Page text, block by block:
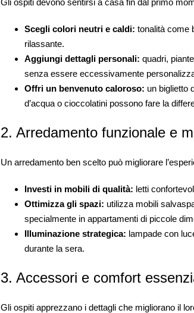
Scegli colori neutri e caldi: tonalità come
rilassante.
Aggiungi dettagli personali: quadri,
senza essere eccessivamente
Offri un benvenuto caloroso: un biglietto
d’acqua o cioccolatini possono fare la
2. Arredamento funzionale e
Un arredamento ben scelto può migliorare
Investi in mobili di qualità: letti
Ottimizza gli spazi: utilizza mobili
specialmente in appartamenti di piccole
Illuminazione strategica: lampade con
durante la sera.
3. Accessori e comfort
Gli ospiti apprezzano i dettagli che migliorano il